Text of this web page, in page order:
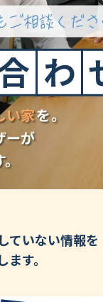
ていない情報を
す。